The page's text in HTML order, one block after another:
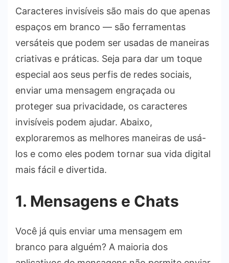
Caracteres invisíveis são mais do que apenas
espaços em branco — são ferramentas
versáteis que podem ser usadas de maneiras
criativas e práticas. Seja para dar um toque
especial aos seus perfis de redes sociais,
enviar uma mensagem engraçada ou
proteger sua privacidade, os caracteres
invisíveis podem ajudar. Abaixo,
exploraremos as melhores maneiras de usá-
los e como eles podem tornar sua vida digital
mais fácil e divertida.
1. Mensagens e Chats
Você já quis enviar uma mensagem em
branco para alguém? A maioria dos